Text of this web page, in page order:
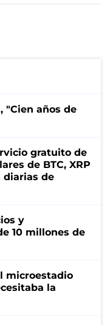
"Cien años de
gratuito de
de BTC, XRP
diarias de
y
10 millones de
microestadio
la